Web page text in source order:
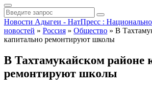
Новости Адыгеи - НатПресс :
новостей » Россия » Общество » В
капитально ремонтируют школы
В Тахтамукайском районе
ремонтируют школы